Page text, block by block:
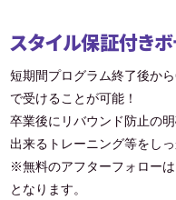
スタイル保証付き
短期間プログラム終了後か
で受けることが可能！
卒業後にリバウンド防止の
出来るトレーニング等をし
※無料のアフターフォロー
となります。